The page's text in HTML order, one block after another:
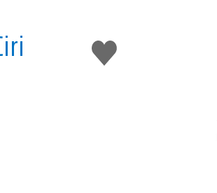
Mi
piace